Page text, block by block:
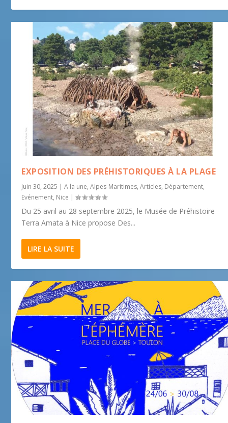
EXPOSITION DES PRÉHISTORIQUES À LA PLAGE
Juin 30, 2025 |A la une,Alpes-Maritimes,Articles, Département,
Evénement, Nice |
Du 25 avril au 28 septembre 2025, le Musée de Préhistoire
Terra Amata à Nice propose Des...
LIRE LA SUITE